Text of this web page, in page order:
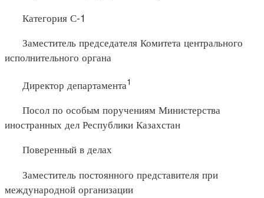
Категория С-1
Заместитель председателя Комитета центрального
исполнительного органа
Директор департамента1
Посол по особым поручениям Министерства
иностранных дел Республики Казахстан
Поверенный в делах
Заместитель постоянного представителя при
международной организации